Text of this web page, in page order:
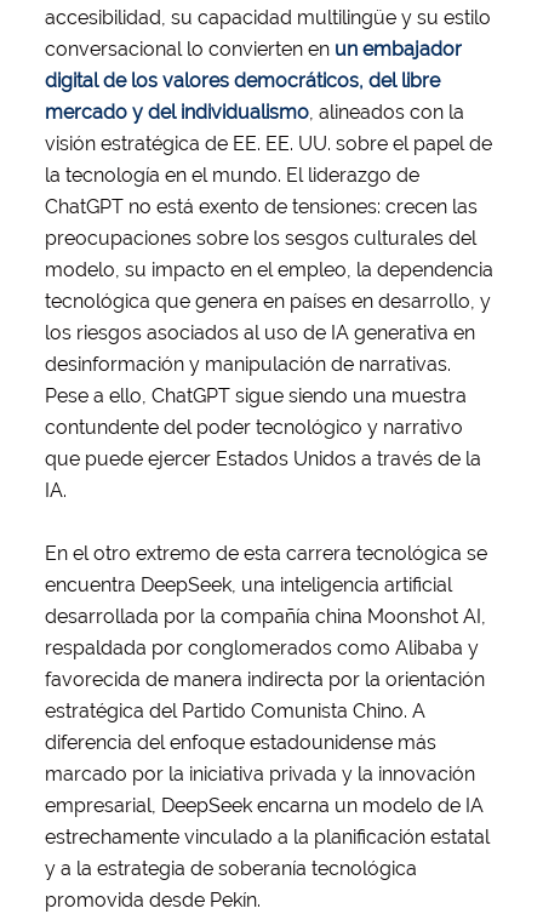
accesibilidad, su capacidad multilingüe y su estilo
conversacional lo convierten en un embajador
digital de los valores democráticos, del libre
mercado y del individualismo, alineados con la
visión estratégica de EE. EE. UU. sobre el papel de
la tecnología en el mundo. El liderazgo de
ChatGPT no está exento de tensiones: crecen las
preocupaciones sobre los sesgos culturales del
modelo, su impacto en el empleo, la dependencia
tecnológica que genera en países en desarrollo, y
los riesgos asociados al uso de IA generativa en
desinformación y manipulación de narrativas.
Pese a ello, ChatGPT sigue siendo una muestra
contundente del poder tecnológico y narrativo
que puede ejercer Estados Unidos a través de la
IA.
En el otro extremo de esta carrera tecnológica se
encuentra DeepSeek, una inteligencia artificial
desarrollada por la compañía china Moonshot AI,
respaldada por conglomerados como Alibaba y
favorecida de manera indirecta por la orientación
estratégica del Partido Comunista Chino. A
diferencia del enfoque estadounidense más
marcado por la iniciativa privada y la innovación
empresarial, DeepSeek encarna un modelo de IA
estrechamente vinculado a la planificación estatal
y a la estrategia de soberanía tecnológica
promovida desde Pekín.